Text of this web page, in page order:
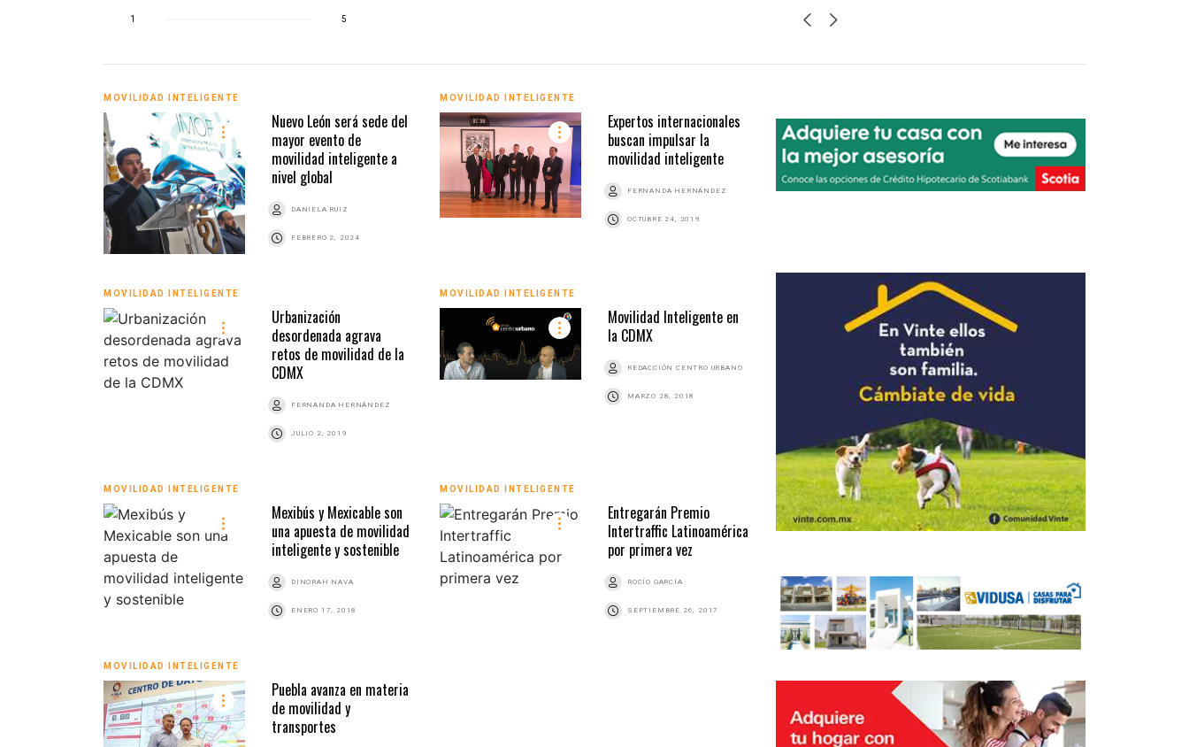
1 5
MOVILIDAD INTELIGENTE
Nuevo León será sede del
mayor evento de
movilidad inteligente a
nivel global
DANIELA RUIZ
FEBRERO 2, 2024
MOVILIDAD INTELIGENTE
Expertos internacionales
buscan impulsar la
movilidad inteligente
FERNANDA HERNÁNDEZ
OCTUBRE 24, 2019
MOVILIDAD INTELIGENTE
Urbanización
desordenada agrava
retos de movilidad de la
CDMX
FERNANDA HERNÁNDEZ
JULIO 2, 2019
MOVILIDAD INTELIGENTE
Movilidad Inteligente en
la CDMX
REDACCIÓN CENTRO URBANO
MARZO 28, 2018
MOVILIDAD INTELIGENTE
Mexibús y Mexicable son
una apuesta de movilidad
inteligente y sostenible
DINORAH NAVA
ENERO 17, 2018
MOVILIDAD INTELIGENTE
Entregarán Premio
Intertraffic Latinoamérica
por primera vez
ROCÍO GARCÍA
SEPTIEMBRE 26, 2017
MOVILIDAD INTELIGENTE
Puebla avanza en materia
de movilidad y
transportes